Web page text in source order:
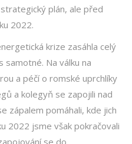
plán, ale před
2022.
krize zasáhla celý
samotné. Na válku na
a péčí o romské uprchlíky
a kolegyň se zapojili nad
zápalem pomáhali, kde jich
jsme však pokračovali